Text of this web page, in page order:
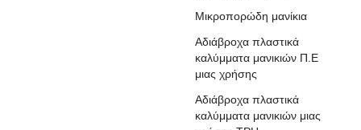
Μικροπορώδη μανίκια
Αδιάβροχα πλαστικά
καλύμματα μανικιών Π.Ε
μιας χρήσης
Αδιάβροχα πλαστικά
καλύμματα μανικιών μιας